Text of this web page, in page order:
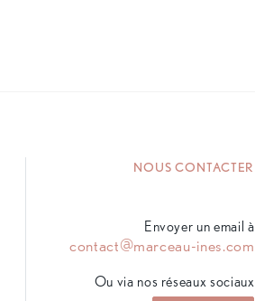
NOUS CONTACTER
Envoyer un email à
contact@marceau-ines.com
Ou via nos réseaux sociaux